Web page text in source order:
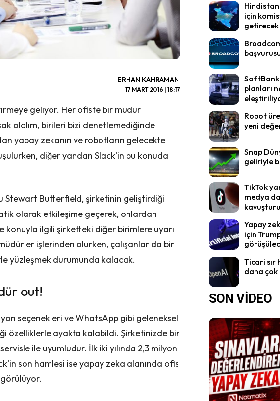
ERHAN KAHRAMAN
17 MART 2016 | 18:17
geliyor. Her ofiste bir müdür
olalım, birileri bizi denetlemediğinde
yapay zekanın ve robotların gelecekte
diğer yandan Slack’in bu konuda
Stewart Butterfield, şirketinin geliştirdiği
olarak etkileşime geçerek, onlardan
konuyla ilgili şirketteki diğer birimlere uyarı
işlerinden olurken, çalışanlar da bir
yüzleşmek durumunda kalacak.
out!
seçenekleri ve WhatsApp gibi geleneksel
özelliklerle ayakta kalabildi. Şirketinizde bir
ile uyumludur. İlk iki yılında 2,3 milyon
son hamlesi ise yapay zeka alanında ofis
için
getirecek
SoftBank
planları
Robot
yeni
Snap
geliriyle
TikTok
medya
Yapay
için
Ticari sır
daha çok
SON VİDEO